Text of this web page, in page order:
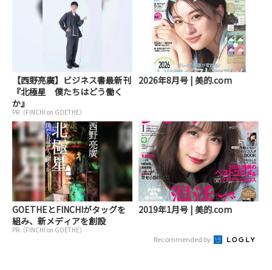
【西野亮廣】ビジネス書最新刊
『北極星 僕たちはどう働く
か』
PR（FINCHI on GOETHE）
2026年8月号 | 美的.com
GOETHEとFINCHIがタッグを
組み、新メディアを創設
PR（FINCHI on GOETHE）
2019年1月号 | 美的.com
Recommended by